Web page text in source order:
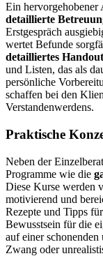
Ein hervorgehobener
detaillierte
Erstgespräch
wertet Befunde
detailliertes Handout
und Listen, das als
persönliche
schaffen bei den
Verstandenwerdens.
Praktische
Neben der
Programme wie die
Diese Kurse werden
motivierend und
Rezepte und Tipps
Bewusstsein für die
auf einer
Zwang oder